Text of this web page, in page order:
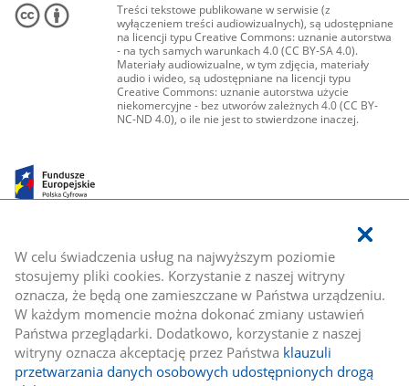
W celu świadczenia usług na najwyższym poziomie
stosujemy pliki cookies. Korzystanie z naszej witryny
oznacza, że będą one zamieszczane w Państwa urządzeniu.
W każdym momencie można dokonać zmiany ustawień
Państwa przeglądarki. Dodatkowo, korzystanie z naszej
witryny oznacza akceptację przez Państwa klauzuli
przetwarzania danych osobowych udostępnionych drogą
Treści tekstowe publikowane w serwisie (z
wyłączeniem treści audiowizualnych), są udostępniane
na licencji typu Creative Commons: uznanie autorstwa
- na tych samych warunkach 4.0 (CC BY-SA 4.0).
Materiały audiowizualne, w tym zdjęcia, materiały
audio i wideo, są udostępniane na licencji typu
Creative Commons: uznanie autorstwa użycie
niekomercyjne - bez utworów zależnych 4.0 (CC BY-
NC-ND 4.0), o ile nie jest to stwierdzone inaczej.